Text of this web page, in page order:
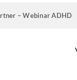
– Webinar ADHD